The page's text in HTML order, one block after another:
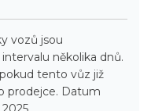
vozů jsou
několika dnů.
tento vůz již
prodejce. Datum